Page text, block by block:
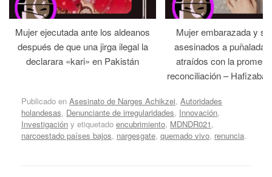
Mujer ejecutada ante los aldeanos
después de que una jirga ilegal la
declarara «kari» en Pakistán
Mujer embarazada y
asesinados a
atraídos con la
reconciliación –
Publicado en Asesinato de Narges Achikzei, Autoridades
holandesas, Denunciante de irregularidades, Innovación,
Investigación y etiquetado encubrimiento, MDNDR021,
narcoestado países bajos, nargesgate, quemado vivo, renuncia.